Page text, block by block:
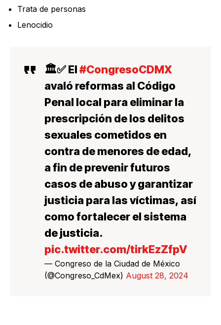
Trata de personas
Lenocidio
🏛️✅ El#CongresoCDMX
avaló reformas al Código
Penal local para eliminar la
prescripción de los delitos
sexuales cometidos en
contra de menores de edad,
a fin de prevenir futuros
casos de abuso y garantizar
justicia para las víctimas, así
como fortalecer el sistema
de justicia.
pic.twitter.com/tirkEzZfpV
— Congreso de la Ciudad de México
(@Congreso_CdMex) August 28, 2024